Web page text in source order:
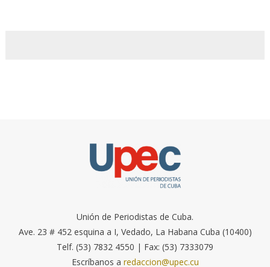
Unión de Periodistas de Cuba.
Ave. 23 # 452 esquina a I, Vedado, La Habana Cuba (10400)
Telf. (53) 7832 4550 | Fax: (53) 7333079
Escríbanos a redaccion@upec.cu